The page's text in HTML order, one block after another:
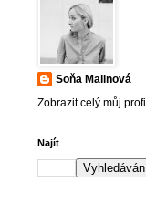
Soňa Malinová
Zobrazit celý můj profil
Najít